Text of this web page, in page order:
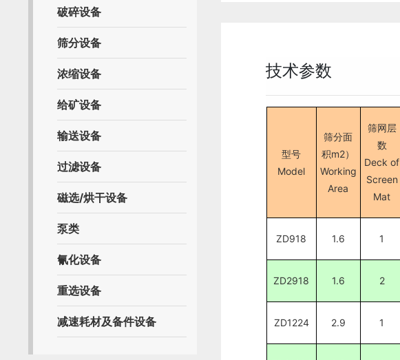
破碎设备
筛分设备
浓缩设备
给矿设备
输送设备
过滤设备
磁选/烘干设备
泵类
氰化设备
重选设备
减速耗材及备件设备
技术参数
型号
Model
筛分面
积m2）
Working
Area
筛网层
数
Deck of
Screen
Mat
ZD918 1.6 1
ZD2918 1.6 2
ZD1224 2.9 1